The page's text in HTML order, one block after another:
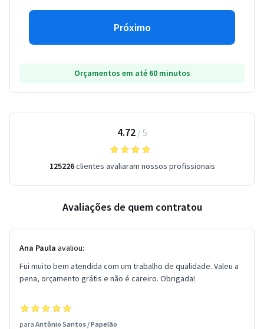
Próximo
Orçamentos em até 60 minutos
4.72/ 5
125226clientes avaliaram nossos profissionais
Avaliações de quem contratou
Ana Paula avaliou:
Fui muito bem atendida com um trabalho de qualidade. Valeu a
pena, orçamento grátis e não é careiro. Obrigada!
para Antônio Santos /Papelão